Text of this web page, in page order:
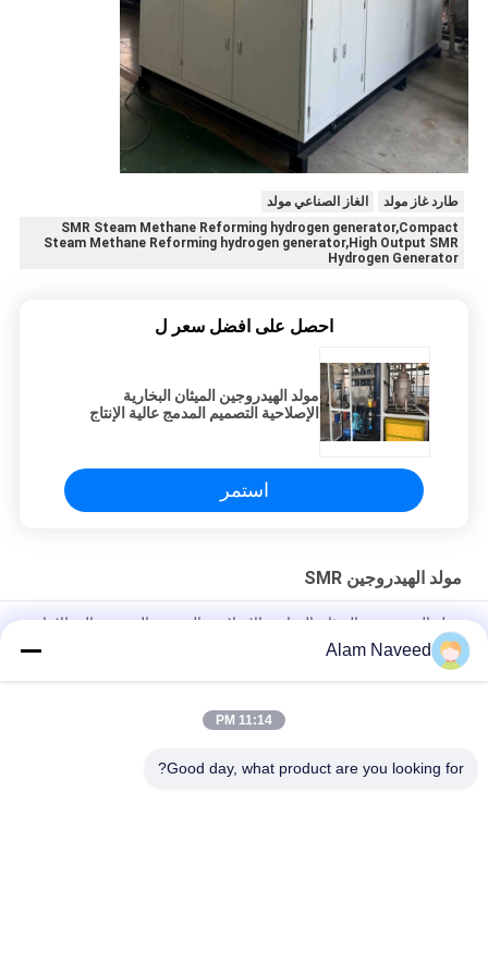
طارد غاز مولد
الغاز الصناعي مولد
SMR Steam Methane Reforming hydrogen generator,Compact
Steam Methane Reforming hydrogen generator,High Output SMR
Hydrogen Generator
احصل على افضل سعر ل
مولد الهيدروجين الميثان البخارية
الإصلاحية التصميم المدمج عالية الإنتاج
استمر
مولد الهيدروجين SMR
مولد الهيدروجين الميثان البخارية الإصلاحية التصميم المدمج عالية الإنتاج
لتوليد الهيدروجين
مولد الهيدروجين SMR بصمة صغيرة وتوليد الهيدروجين عالي الإنتاج
إصلاح الميثان البخارية ذات السعة الصغيرة إلى منتجات الهيدروجين
Alam Naveed
11:14 PM
Good day, what product are you looking for?